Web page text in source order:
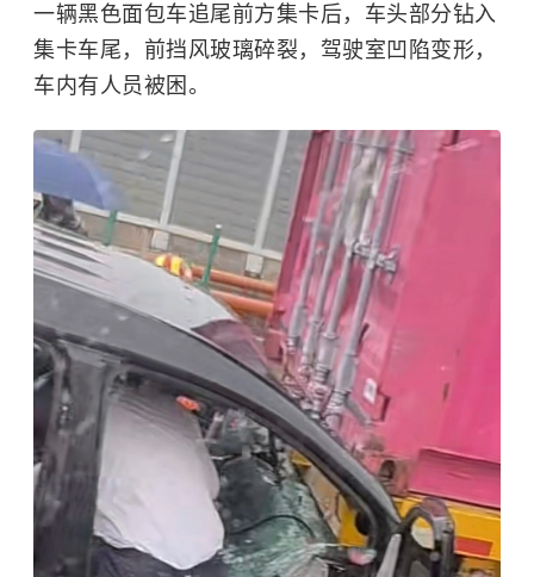
一辆黑色面包车追尾前方集卡后，车头部分钻入
集卡车尾，前挡风玻璃碎裂，驾驶室凹陷变形，
车内有人员被困。